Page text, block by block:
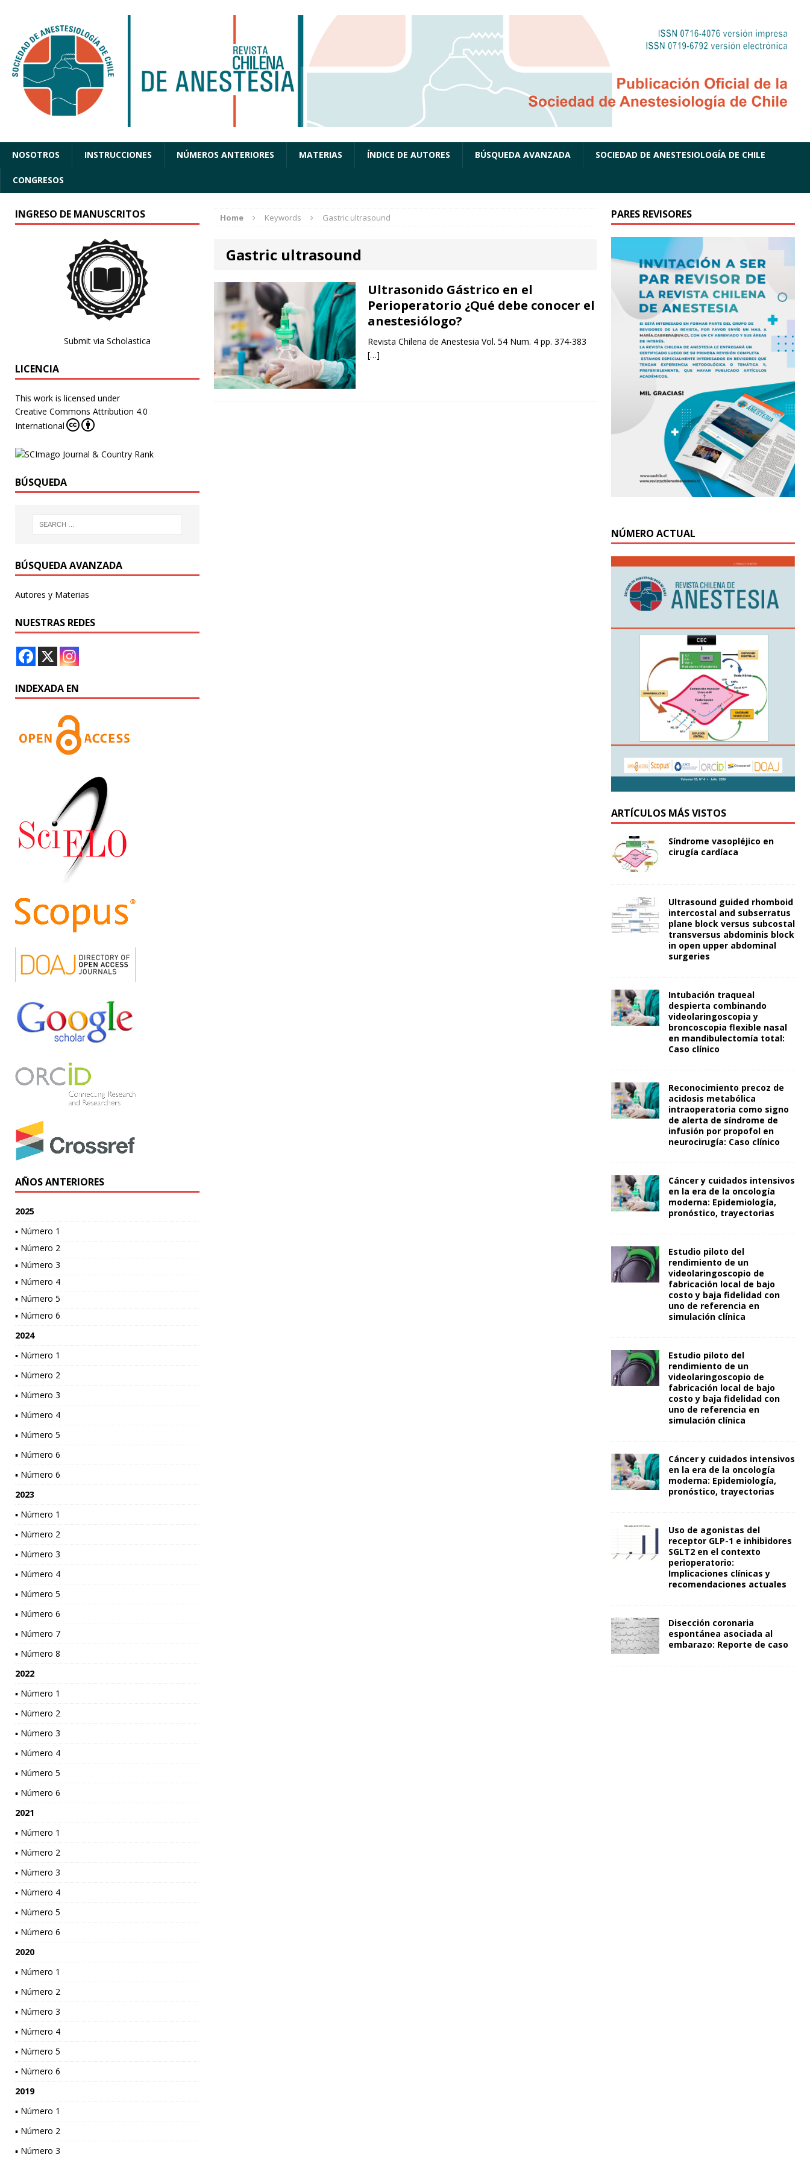
NOSOTROS INSTRUCCIONES NÚMEROS ANTERIORES MATERIAS ÍNDICE DE AUTORES BÚSQUEDA AVANZADA SOCIEDAD DE ANESTESIOLOGÍA DE CHILE
CONGRESOS
Home Keywords Gastric ultrasound
Gastric ultrasound
Ultrasonido Gástrico en el
Perioperatorio ¿Qué debe conocer el
anestesiólogo?
Revista Chilena de Anestesia Vol. 54 Num. 4 pp. 374-383
[…]
INGRESO DE MANUSCRITOS
Submit via Scholastica
LICENCIA
This work is licensed under
Creative Commons Attribution 4.0
International
BÚSQUEDA
BÚSQUEDA AVANZADA
Autores y Materias
NUESTRAS REDES
INDEXADA EN
AÑOS ANTERIORES
2025
▪ Número 1
▪ Número 2
▪ Número 3
▪ Número 4
▪ Número 5
▪ Número 6
2024
▪ Número 1
▪ Número 2
▪ Número 3
▪ Número 4
▪ Número 5
▪ Número 6
▪ Número 6
2023
▪ Número 1
▪ Número 2
▪ Número 3
▪ Número 4
▪ Número 5
▪ Número 6
▪ Número 7
▪ Número 8
2022
▪ Número 1
▪ Número 2
▪ Número 3
▪ Número 4
▪ Número 5
▪ Número 6
2021
▪ Número 1
▪ Número 2
▪ Número 3
▪ Número 4
▪ Número 5
▪ Número 6
2020
▪ Número 1
▪ Número 2
▪ Número 3
▪ Número 4
▪ Número 5
▪ Número 6
2019
▪ Número 1
▪ Número 2
▪ Número 3
PARES REVISORES
NÚMERO ACTUAL
ARTÍCULOS MÁS VISTOS
Síndrome vasopléjico en
cirugía cardíaca
Ultrasound guided rhomboid
intercostal and subserratus
plane block versus subcostal
transversus abdominis block
in open upper abdominal
surgeries
Intubación traqueal
despierta combinando
videolaringoscopia y
broncoscopia flexible nasal
en mandibulectomía total:
Caso clínico
Reconocimiento precoz de
acidosis metabólica
intraoperatoria como signo
de alerta de síndrome de
infusión por propofol en
neurocirugía: Caso clínico
Cáncer y cuidados intensivos
en la era de la oncología
moderna: Epidemiología,
pronóstico, trayectorias
Estudio piloto del
rendimiento de un
videolaringoscopio de
fabricación local de bajo
costo y baja fidelidad con
uno de referencia en
simulación clínica
Estudio piloto del
rendimiento de un
videolaringoscopio de
fabricación local de bajo
costo y baja fidelidad con
uno de referencia en
simulación clínica
Cáncer y cuidados intensivos
en la era de la oncología
moderna: Epidemiología,
pronóstico, trayectorias
Uso de agonistas del
receptor GLP-1 e inhibidores
SGLT2 en el contexto
perioperatorio:
Implicaciones clínicas y
recomendaciones actuales
Disección coronaria
espontánea asociada al
embarazo: Reporte de caso